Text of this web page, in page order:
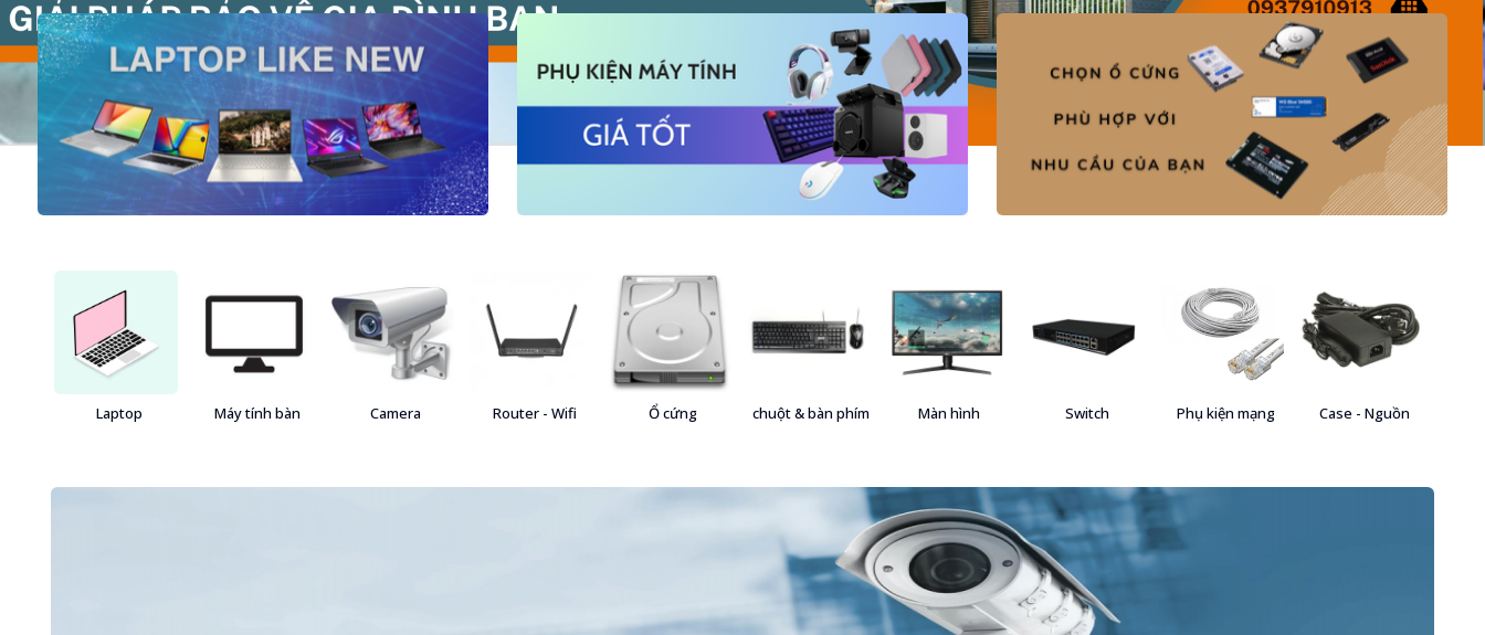
Laptop Máy tính bàn Camera Router - Wifi Ổ cứng chuột & bàn phím Màn hình Switch Phụ kiện mạng Case - Nguồn